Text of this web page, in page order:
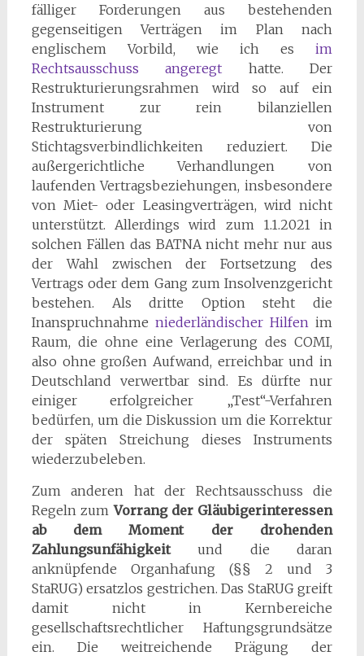
fälliger Forderungen aus bestehenden
gegenseitigen Verträgen im Plan nach
englischem Vorbild, wie ich esim
Rechtsausschuss angeregt hatte. Der
Restrukturierungsrahmen wird so auf ein
Instrument zur rein bilanziellen
Restrukturierung von
Stichtagsverbindlichkeiten reduziert. Die
außergerichtliche Verhandlungen von
laufenden Vertragsbeziehungen, insbesondere
von Miet- oder Leasingverträgen, wird nicht
unterstützt. Allerdings wird zum 1.1.2021 in
solchen Fällen das BATNA nicht mehr nur aus
der Wahl zwischen der Fortsetzung des
Vertrags oder dem Gang zum Insolvenzgericht
bestehen. Als dritte Option steht die
Inanspruchnahme niederländischer Hilfen im
Raum, die ohne eine Verlagerung des COMI,
also ohne großen Aufwand, erreichbar und in
Deutschland verwertbar sind. Es dürfte nur
einiger erfolgreicher „Test“-Verfahren
bedürfen, um die Diskussion um die Korrektur
der späten Streichung dieses Instruments
wiederzubeleben.
Zum anderen hat der Rechtsausschuss die
Regeln zumVorrang der Gläubigerinteressen
ab dem Moment der drohenden
Zahlungsunfähigkeitund die daran
anknüpfende Organhafung (§§ 2 und 3
StaRUG) ersatzlos gestrichen. Das StaRUG greift
damit nicht in Kernbereiche
gesellschaftsrechtlicher Haftungsgrundsätze
ein. Die weitreichende Prägung der